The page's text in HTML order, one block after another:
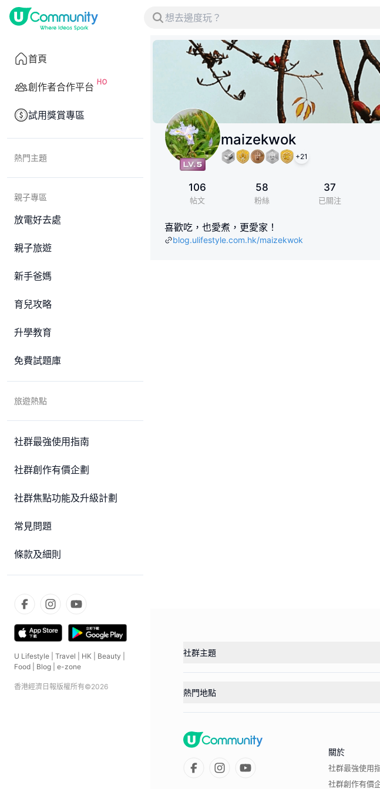
首頁
創作者合作平台
試用獎賞專區
熱門主題
親子專區
放電好去處
親子旅遊
新手爸媽
育兒攻略
升學教育
免費試題庫
旅遊熱點
社群最強使用指南
社群創作有價企劃
社群焦點功能及升級計劃
常見問題
條款及細則
U Lifestyle Travel HK Beauty
Food
Blog e-zone
香港經濟日報版權所有©2026
maizekwok
+21
106
帖文
58
粉絲
37
已關注
喜歡吃，也愛煮，更愛家！
blog.ulifestyle.com.hk/maizekwok
社群主題
熱門地點
關於
社群最強使用
社群創作有價